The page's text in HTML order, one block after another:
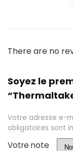
There are no
Soyez le
Votre adresse e-
obligatoires sont
Votre note